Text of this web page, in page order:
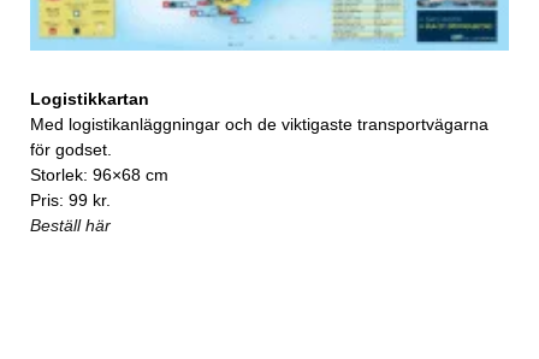
Logistikkartan
Med logistikanläggningar och de viktigaste transportvägarna
för godset.
Storlek: 96×68 cm
Pris: 99 kr.
Beställ här